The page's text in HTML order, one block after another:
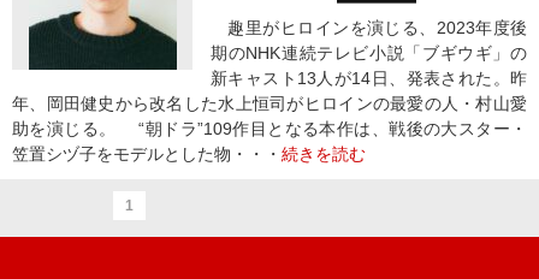
趣里がヒロインを演じる、2023年度後
期のNHK連続テレビ小説「ブギウギ」の
新キャスト13人が14日、発表された。昨
年、岡田健史から改名した水上恒司がヒロインの最愛の人・村山愛
助を演じる。 “朝ドラ”109作目となる本作は、戦後の大スター・
笠置シヅ子をモデルとした物・・・ 続きを読む
1